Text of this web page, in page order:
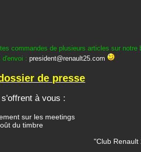
commandes de plusieurs articles sur
d'envoi : president@renault25.com
de presse
à vous :
sur les meetings
du timbre
"Club Renault